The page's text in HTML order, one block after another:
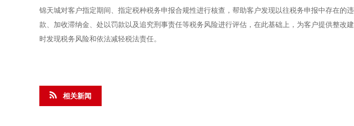
锦天城对客户指定期间、指定税种税务申报合规性进行核查，帮助客户发现以往税务申报中存在的
款、加收滞纳金、处以罚款以及追究刑事责任等税务风险进行评估，在此基础上，为客户提供整改
时发现税务风险和依法减轻税法责任。
相关新闻